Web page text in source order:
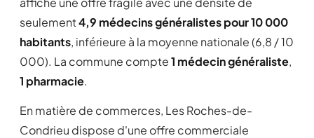
seulement4,9 médecins généralistes pour 10 000
habitants, inférieure à la moyenne nationale (6,8 / 10
000). La commune compte1 médecin généraliste,
1 pharmacie.
En matière de commerces, Les Roches-de-
Condrieu dispose d'une offre commerciale